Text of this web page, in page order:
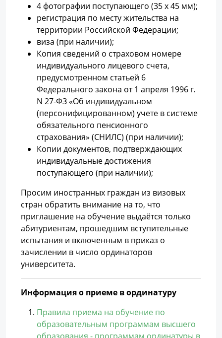
4 фотографии поступающего (35 x 45 мм);
регистрация по месту жительства на
территории Российской Федерации;
виза (при наличии);
Копия сведений о страховом номере
индивидуального лицевого счета,
предусмотренном статьей 6
Федерального закона от 1 апреля 1996 г.
N 27-ФЗ «Об индивидуальном
(персонифицированном) учете в системе
обязательного пенсионного
страхования» (СНИЛС) (при наличии);
Копии документов, подтверждающих
индивидуальные достижения
поступающего (при наличии);
Просим иностранных граждан из визовых
стран обратить внимание на то, что
приглашение на обучение выдаётся только
абитуриентам, прошедшим вступительные
испытания и включенным в приказ о
зачислении в число ординаторов
университета.
Информация о приеме в ординатуру
Правила приема на обучение по
образовательным программам высшего